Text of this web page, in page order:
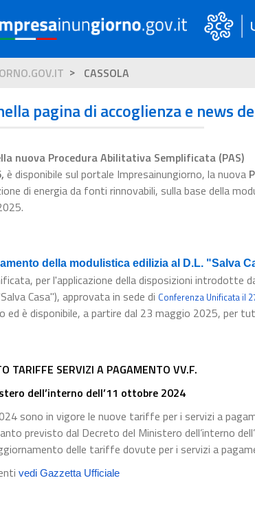
CASSOLA
pagina di accoglienza e news
nuova Procedura Abilitativa Semplificata (PAS)
, è disponibile sul portale Impresainungiorno, la nuova
di energia da fonti rinnovabili, sulla base della
della modulistica edilizia al D.L. "Salva
per l'applicazione della disposizioni introdotte
Casa"), approvata in sede di Conferenza Unificata il
ed è disponibile, a partire dal 23 maggio 2025, per
TARIFFE SERVIZI A PAGAMENTO VV.F.
dell’interno dell’11 ottobre 2024
sono in vigore le nuove tariffe per i servizi a
previsto dal Decreto del Ministero dell’interno
delle tariffe dovute per i servizi a
vedi Gazzetta Ufficiale